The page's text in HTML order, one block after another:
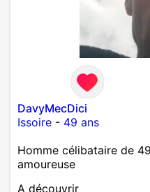
DavyMecDici
Issoire - 49 ans
Homme célibataire de
amoureuse
A découvrir